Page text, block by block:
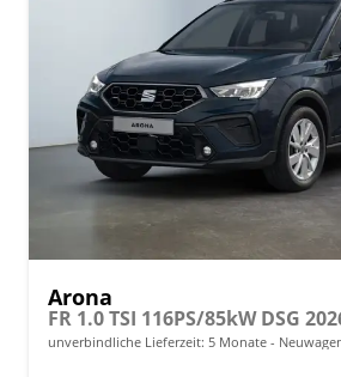
Arona
FR 1.0 TSI 116PS/85kW DSG
unverbindliche Lieferzeit: 5 Monate